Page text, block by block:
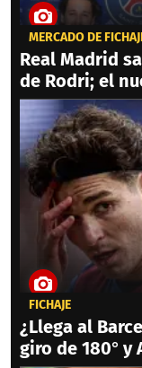
MERCADO DE
Real Madrid
de Rodri; el
FICHAJE
¿Llega al
giro de 180°